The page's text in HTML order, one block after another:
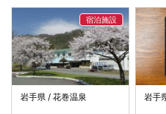
でした。隣のテントの女子4人
れなかった事だけが最悪でし
壁ではないので声は普通に聞こ
ましょうねσ(^_^;) グランピン
かに、となってますしね。 朝
です。品数がとにかく多くて美
岩手県 / 花巻温泉 岩手